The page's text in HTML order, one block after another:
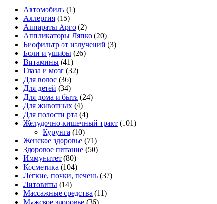
Автомобиль (1)
Аллергия (15)
Аппараты Арго (2)
Аппликаторы Ляпко (20)
Биофильтр от излучений (3)
Боли и ушибы (26)
Витамины (41)
Глаза и мозг (32)
Для волос (36)
Для детей (34)
Для дома и быта (24)
Для животных (4)
Для полости рта (4)
Желудочно-кишечный тракт (101)
Курунга (10)
Женское здоровье (71)
Здоровое питание (50)
Иммунитет (80)
Косметика (104)
Легкие, почки, печень (37)
Литовиты (14)
Массажные средства (11)
Мужское здоровье (36)